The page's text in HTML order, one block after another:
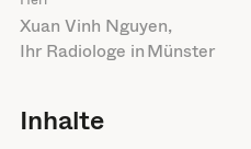
Xuan Vinh Nguyen,
Ihr Radiologe inMünster
Inhalte